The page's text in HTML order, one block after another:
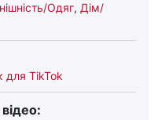
Одяг, Дім/
для TikTok